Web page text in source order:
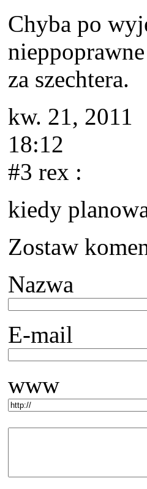
Chyba po
za szechtera.
kw. 21, 2011
18:12
#3 rex :
kiedy
Zostaw
Nazwa
E-mail
www